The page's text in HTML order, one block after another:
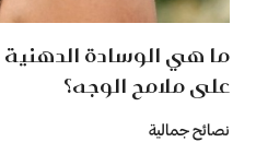
ما هي الوسادة الدهنية
على ملامح الوجه؟
نصائح جمالية